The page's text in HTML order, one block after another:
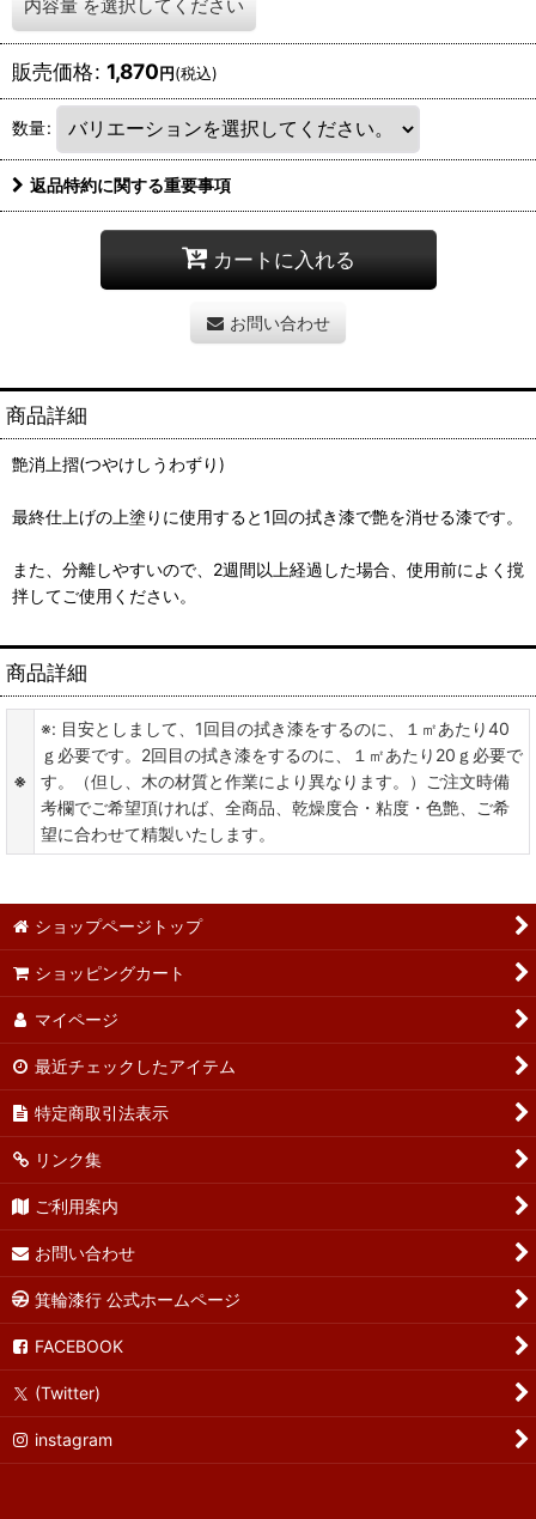
内容量 を選択してください
販売価格: 1,870円(税込)
数量:
返品特約に関する重要事項
カートに入れる
お問い合わせ
商品詳細
艶消上摺(つやけしうわずり)
最終仕上げの上塗りに使用すると1回の拭き漆で艶を消せる漆です。
また、分離しやすいので、2週間以上経過した場合、使用前によく撹
拌してご使用ください。
商品詳細
※
※: 目安としまして、1回目の拭き漆をするのに、１㎡あたり40
ｇ必要です。2回目の拭き漆をするのに、１㎡あたり20ｇ必要で
す。（但し、木の材質と作業により異なります。）ご注文時備
考欄でご希望頂ければ、全商品、乾燥度合・粘度・色艶、ご希
望に合わせて精製いたします。
ショップページトップ
ショッピングカート
マイページ
最近チェックしたアイテム
特定商取引法表示
リンク集
ご利用案内
お問い合わせ
箕輪漆行 公式ホームページ
FACEBOOK
(Twitter)
instagram